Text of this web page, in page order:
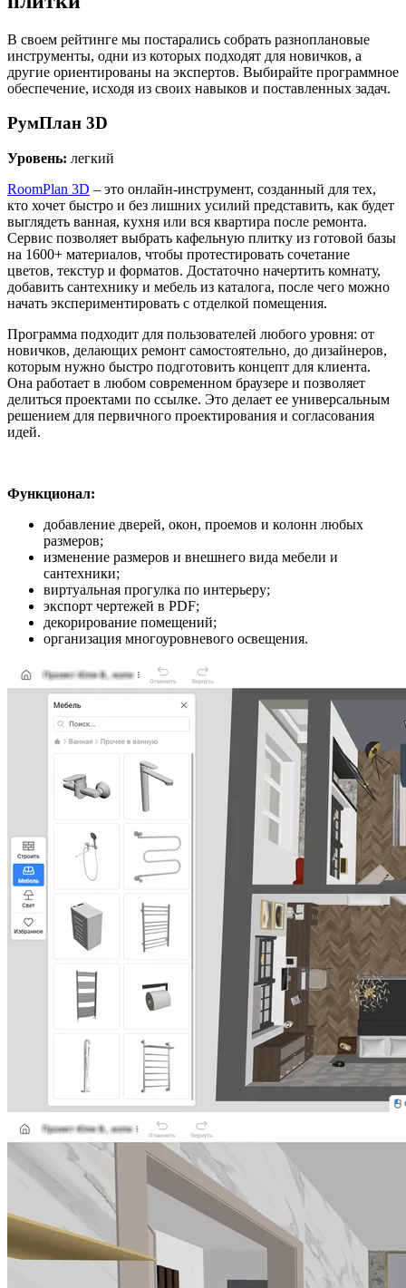
В своем рейтинге мы постарались собрать разноплановые
инструменты, одни из которых подходят для новичков, а
другие ориентированы на экспертов. Выбирайте программное
обеспечение, исходя из своих навыков и поставленных задач.
РумПлан 3D
Уровень: легкий
RoomPlan 3D – это онлайн-инструмент, созданный для тех,
кто хочет быстро и без лишних усилий представить, как будет
выглядеть ванная, кухня или вся квартира после ремонта.
Сервис позволяет выбрать кафельную плитку из готовой базы
на 1600+ материалов, чтобы протестировать сочетание
цветов, текстур и форматов. Достаточно начертить комнату,
добавить сантехнику и мебель из каталога, после чего можно
начать экспериментировать с отделкой помещения.
Программа подходит для пользователей любого уровня: от
новичков, делающих ремонт самостоятельно, до дизайнеров,
которым нужно быстро подготовить концепт для клиента.
Она работает в любом современном браузере и позволяет
делиться проектами по ссылке. Это делает ее универсальным
решением для первичного проектирования и согласования
идей.
Функционал:
добавление дверей, окон, проемов и колонн любых
размеров;
изменение размеров и внешнего вида мебели и
сантехники;
виртуальная прогулка по интерьеру;
экспорт чертежей в PDF;
декорирование помещений;
организация многоуровневого освещения.